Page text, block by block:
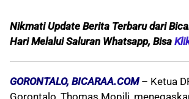
Nikmati Update Berita Terbaru dari
Hari Melalui Saluran Whatsapp, Bisa
GORONTALO, BICARAA.COM– Ketua
Gorontalo, Thomas Mopili,